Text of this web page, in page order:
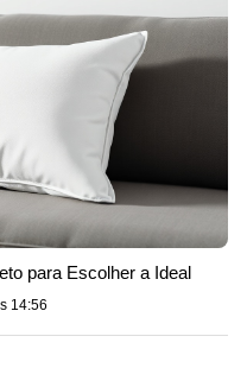
para Escolher a Ideal
14:56